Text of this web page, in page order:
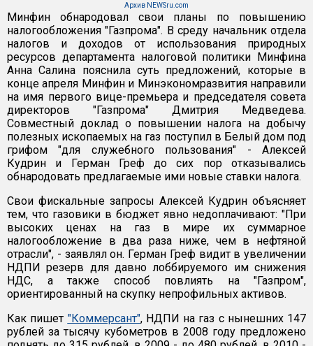
Архив NEWSru.com
Минфин обнародовал свои планы по повышению
налогообложения "Газпрома". В среду начальник отдела
налогов и доходов от использования природных
ресурсов департамента налоговой политики Минфина
Анна Салина пояснила суть предложений, которые в
конце апреля Минфин и Минэкономразвития направили
на имя первого вице-премьера и председателя совета
директоров "Газпрома" Дмитрия Медведева.
Совместный доклад о повышении налога на добычу
полезных ископаемых на газ поступил в Белый дом под
грифом "для служебного пользования" - Алексей
Кудрин и Герман Греф до сих пор отказывались
обнародовать предлагаемые ими новые ставки налога.
Свои фискальные запросы Алексей Кудрин объясняет
тем, что газовики в бюджет явно недоплачивают: "При
высоких ценах на газ в мире их суммарное
налогообложение в два раза ниже, чем в нефтяной
отрасли", - заявлял он. Герман Греф видит в увеличении
НДПИ резерв для давно лоббируемого им снижения
НДС, а также способ повлиять на "Газпром",
ориентированный на скупку непрофильных активов.
Как пишет "Коммерсант", НДПИ на газ с нынешних 147
рублей за тысячу кубометров в 2008 году предложено